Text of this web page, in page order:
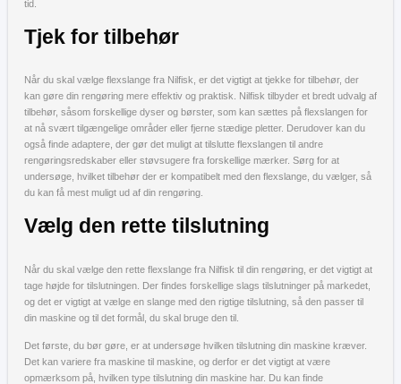
tid.
Tjek for tilbehør
Når du skal vælge flexslange fra Nilfisk, er det vigtigt at tjekke for tilbehør, der
kan gøre din rengøring mere effektiv og praktisk. Nilfisk tilbyder et bredt udvalg af
tilbehør, såsom forskellige dyser og børster, som kan sættes på flexslangen for
at nå svært tilgængelige områder eller fjerne stædige pletter. Derudover kan du
også finde adaptere, der gør det muligt at tilslutte flexslangen til andre
rengøringsredskaber eller støvsugere fra forskellige mærker. Sørg for at
undersøge, hvilket tilbehør der er kompatibelt med den flexslange, du vælger, så
du kan få mest muligt ud af din rengøring.
Vælg den rette tilslutning
Når du skal vælge den rette flexslange fra Nilfisk til din rengøring, er det vigtigt at
tage højde for tilslutningen. Der findes forskellige slags tilslutninger på markedet,
og det er vigtigt at vælge en slange med den rigtige tilslutning, så den passer til
din maskine og til det formål, du skal bruge den til.
Det første, du bør gøre, er at undersøge hvilken tilslutning din maskine kræver.
Det kan variere fra maskine til maskine, og derfor er det vigtigt at være
opmærksom på, hvilken type tilslutning din maskine har. Du kan finde